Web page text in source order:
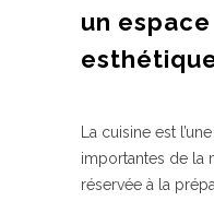
un
La cuisine est
importantes de la
réservée à la